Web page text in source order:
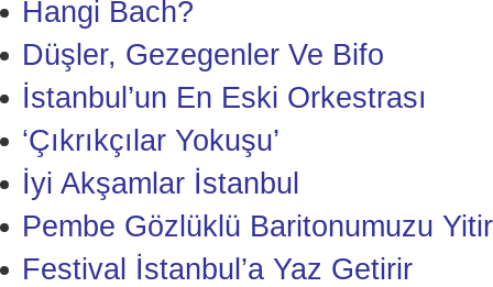
Hangi Bach?
Düşler, Gezegenler Ve Bifo
İstanbul’un En Eski Orkestrası
‘Çıkrıkçılar Yokuşu’
İyi Akşamlar İstanbul
Pembe Gözlüklü Baritonumuzu
Festival İstanbul’a Yaz Getirir